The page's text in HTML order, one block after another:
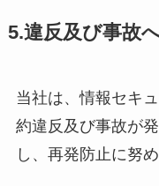
5.違反及び事故
当社は、情報セキ
約違反及び事故が
し、再発防止に努め